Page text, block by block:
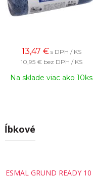
13,47 € s DPH / KS
10,95 € bez DPH / KS
Na sklade viac ako 10ks
ESMAL GRUND READY